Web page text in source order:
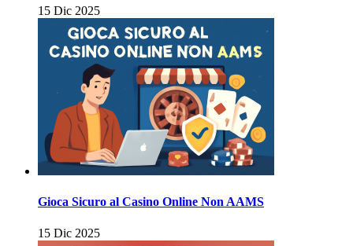
15 Dic 2025
Gioca Sicuro al Casino Online Non AAMS
15 Dic 2025